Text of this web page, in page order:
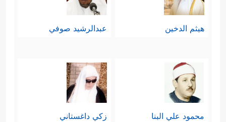
هيثم الدخين عبدالرشيد صوفي
محمود علي البنا زكي داغستاني